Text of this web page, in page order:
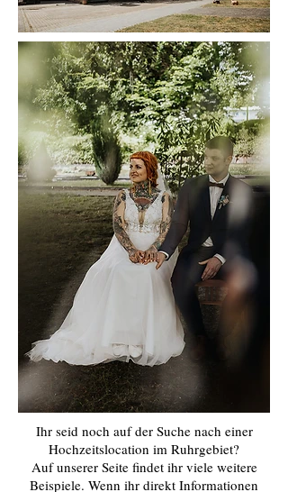
Ihr seid noch auf der Suche nach einer
Hochzeitslocation im Ruhrgebiet?
Auf unserer Seite findet ihr viele weitere
Beispiele. Wenn ihr direkt Informationen